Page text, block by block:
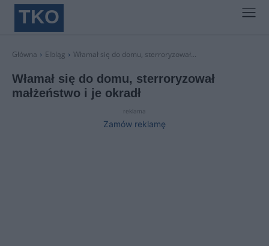
TKO
Główna Elbląg Włamał się do domu, sterroryzował...
Włamał się do domu, sterroryzował
małżeństwo i je okradł
reklama
Zamów reklamę